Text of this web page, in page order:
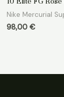
sur
Nike Mercurial
98,00 €